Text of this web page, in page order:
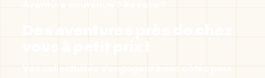
Aventure soutenue ? Kesako ?
Des aventures près de chez
vous à petit prix !
Vos collectivités s’engagent à nos côtés pour